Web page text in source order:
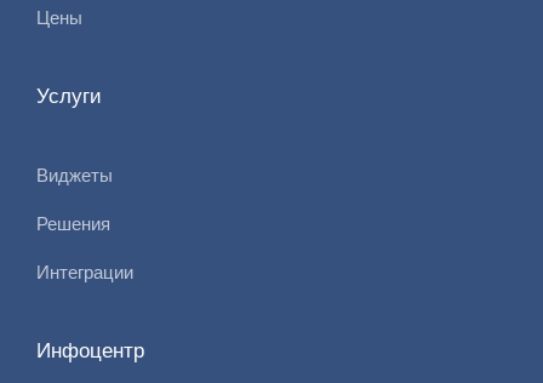
Цены
Услуги
Виджеты
Решения
Интеграции
Инфоцентр